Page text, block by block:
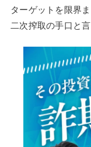
ターゲットを限界
二次搾取の手口と言